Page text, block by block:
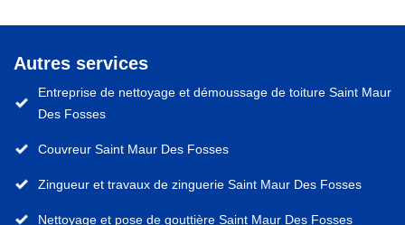
Autres services
Entreprise de nettoyage et démoussage de toiture Saint Maur
Des Fosses
Couvreur Saint Maur Des Fosses
Zingueur et travaux de zinguerie Saint Maur Des Fosses
Nettoyage et pose de gouttière Saint Maur Des Fosses